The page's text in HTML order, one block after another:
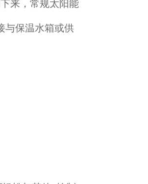
来，常规太阳能
与保温水箱或供